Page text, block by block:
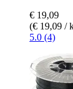
€ 19,09
(€ 19,09 /
5.0 (4)